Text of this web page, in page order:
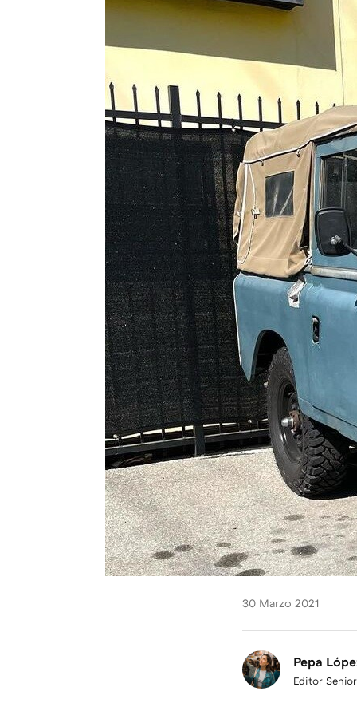
30 Marzo 2021
Pepa
Editor Senior